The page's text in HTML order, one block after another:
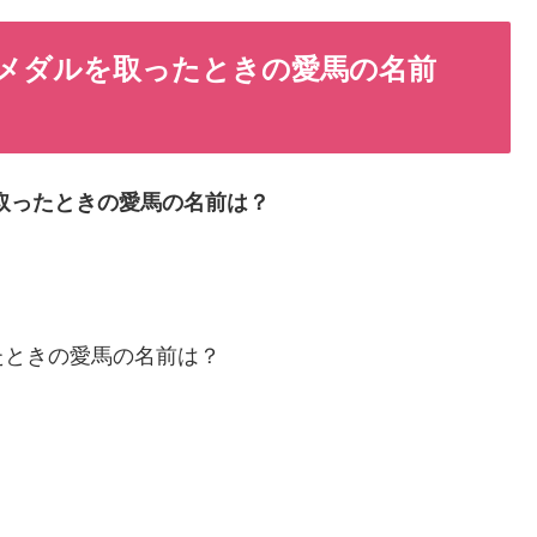
ダルを取ったときの愛馬の名前
たときの愛馬の名前は？
きの愛馬の名前は？